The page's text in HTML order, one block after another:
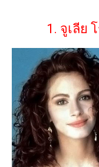
1. จูเลีย